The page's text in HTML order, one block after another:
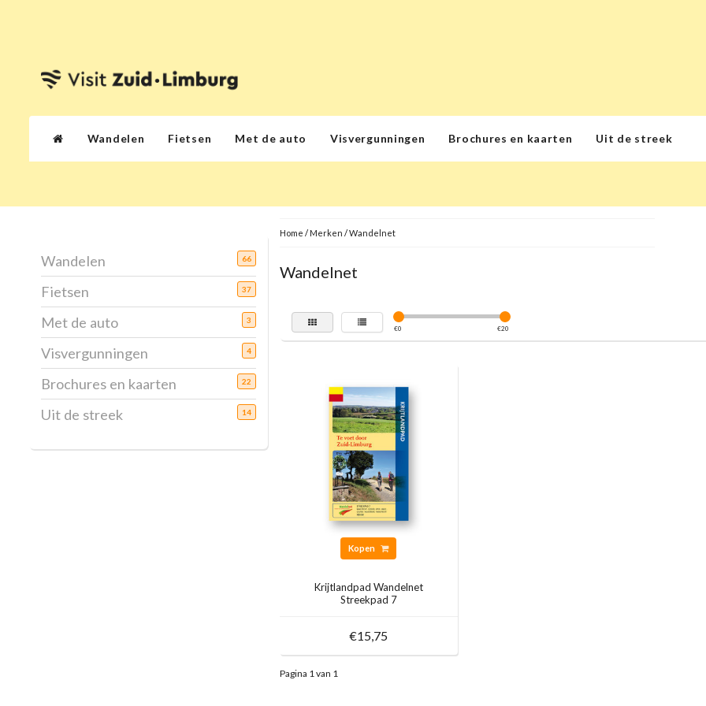
Wandelen Fietsen Met de auto Visvergunningen Brochures en kaarten Uit de streek
Wandelen 66
Fietsen 37
Met de auto 3
Visvergunningen 4
Brochures en kaarten 22
Uit de streek 14
Home / Merken /Wandelnet
Wandelnet
€0 €20
Kopen
Krijtlandpad Wandelnet
Streekpad 7
€15,75
Pagina 1 van 1